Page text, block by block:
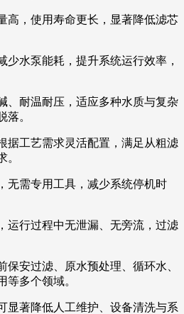
高，使用寿命更长，显著降低滤芯
少水泵能耗，提升系统运行效率，
、耐温耐压，适应多种水质与复杂
落。
据工艺需求灵活配置，满足从粗滤
。
无需专用工具，减少系统停机时
运行过程中无泄漏、无旁流，过滤
保安过滤、原水预处理、循环水、
等多个领域。
显著降低人工维护、设备清洗与系